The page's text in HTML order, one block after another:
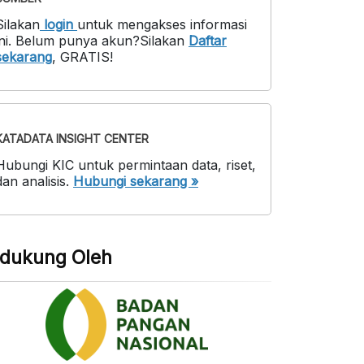
login untuk mengakses informasi
. Belum punya akun?Silakan Daftar
, GRATIS!
INSIGHT CENTER
KIC untuk permintaan data, riset,
analisis. Hubungi sekarang »
Oleh